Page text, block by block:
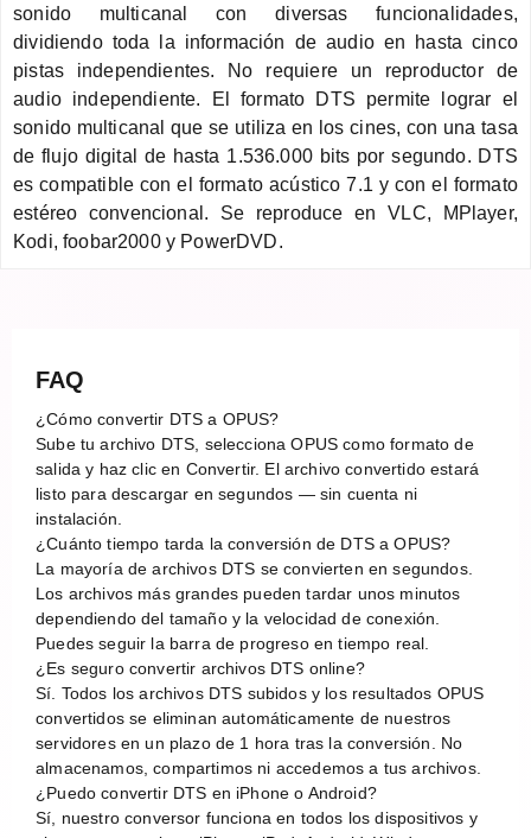
sonido multicanal con diversas funcionalidades,
dividiendo toda la información de audio en hasta cinco
pistas independientes. No requiere un reproductor de
audio independiente. El formato DTS permite lograr el
sonido multicanal que se utiliza en los cines, con una tasa
de flujo digital de hasta 1.536.000 bits por segundo. DTS
es compatible con el formato acústico 7.1 y con el formato
estéreo convencional. Se reproduce en VLC, MPlayer,
Kodi, foobar2000 y PowerDVD.
FAQ
¿Cómo convertir DTS a OPUS?
Sube tu archivo DTS, selecciona OPUS como formato de
salida y haz clic en Convertir. El archivo convertido estará
listo para descargar en segundos — sin cuenta ni
instalación.
¿Cuánto tiempo tarda la conversión de DTS a OPUS?
La mayoría de archivos DTS se convierten en segundos.
Los archivos más grandes pueden tardar unos minutos
dependiendo del tamaño y la velocidad de conexión.
Puedes seguir la barra de progreso en tiempo real.
¿Es seguro convertir archivos DTS online?
Sí. Todos los archivos DTS subidos y los resultados OPUS
convertidos se eliminan automáticamente de nuestros
servidores en un plazo de 1 hora tras la conversión. No
almacenamos, compartimos ni accedemos a tus archivos.
¿Puedo convertir DTS en iPhone o Android?
Sí, nuestro conversor funciona en todos los dispositivos y